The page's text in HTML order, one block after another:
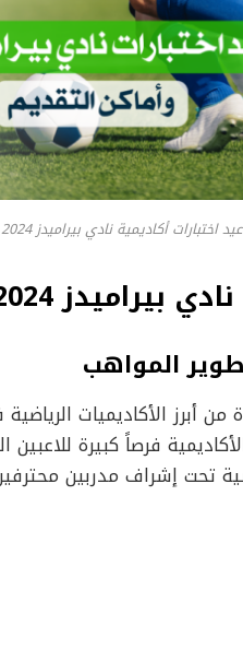
اختبارات أكاديمية نادي بيراميدز 2024 وأماكن التقديم
2024 للناشئين
المواهب
من أبرز الأكاديميات
فرصاً كبيرة
تحت إشراف مدربين